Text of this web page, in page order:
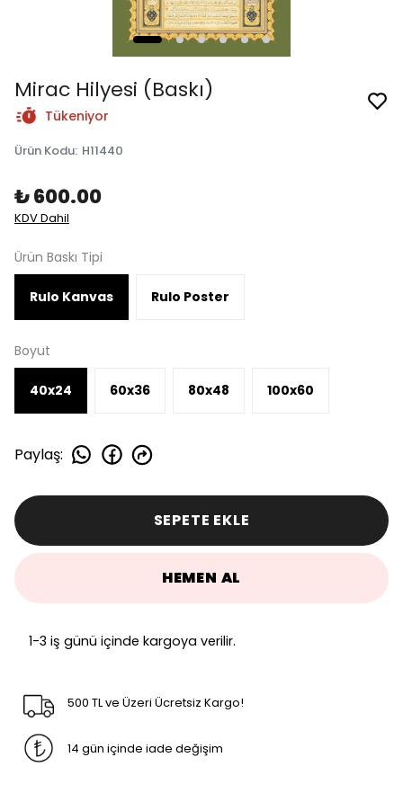
Mirac Hilyesi (Baskı)
Tükeniyor
Ürün Kodu: H11440
₺ 600.00
KDV Dahil
Ürün Baskı Tipi
Rulo Kanvas Rulo Poster
Boyut
40x24 60x36 80x48 100x60
Paylaş:
SEPETE EKLE
HEMEN AL
1-3 iş günü içinde kargoya verilir.
500 TL ve Üzeri Ücretsiz Kargo!
14 gün içinde iade değişim